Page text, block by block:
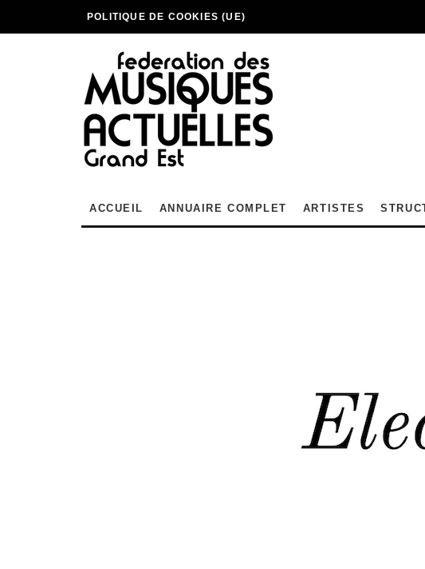
POLITIQUE DE COOKIES (UE)
ACCUEIL ANNUAIRE COMPLET ARTISTES